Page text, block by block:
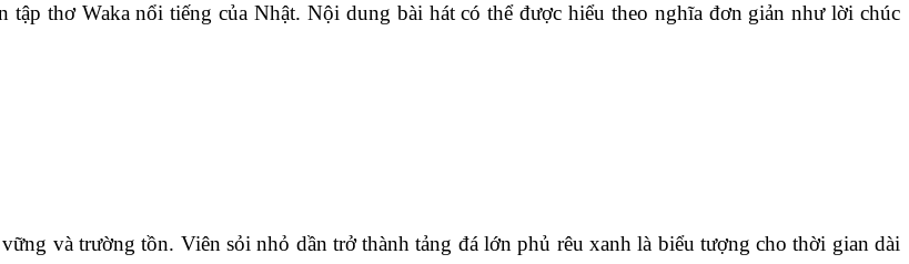
thơ Waka nổi tiếng của Nhật. Nội dung bài hát có thể được hiểu theo nghĩa đơn giản như lời chúc
và trường tồn. Viên sỏi nhỏ dần trở thành tảng đá lớn phủ rêu xanh là biểu tượng cho thời gian dài